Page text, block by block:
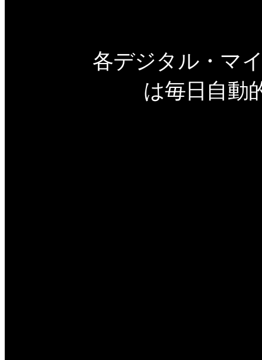
各デジタル・マ
は毎日自動